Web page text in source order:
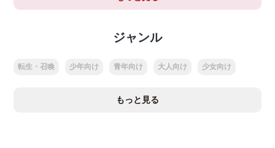
ジャンル
転生・召喚 少年向け 青年向け 大人向け 少女向け
もっと見る